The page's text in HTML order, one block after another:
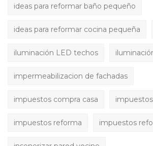
ideas para reformar baño pequeño
ideas para reformar cocina pequeña
iluminación LED techos
impermeabilizacion de fachadas
impuestos compra casa
impuestos reforma impuestos